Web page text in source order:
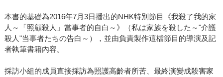
本書的基礎為2016年7月3日播出的NHK特別節目《我殺了我的家
人～「照顧殺人」當事者的自白～》（私は家族を殺した～"介護
殺人"当事者たちの告白～），並由負責製作這檔節目的導演及記
者執筆書籍內容。
採訪小組的成員直接採訪為照護高齡者所苦、最終演變成殺害家